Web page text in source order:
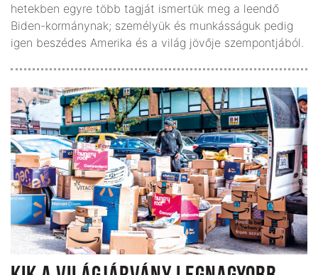
hetekben egyre több tagját ismertük meg a leendő
Biden-kormánynak; személyük és munkásságuk pedig
igen beszédes Amerika és a világ jövője szempontjából.